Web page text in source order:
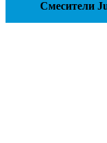
Смесители